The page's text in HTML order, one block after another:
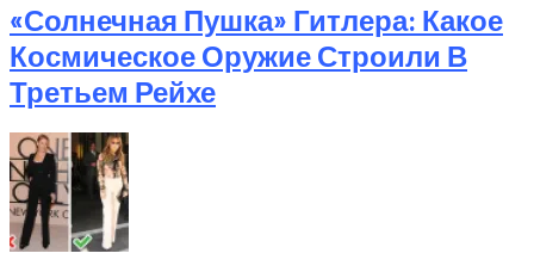
«Солнечная Пушка» Гитлера: Какое
Космическое Оружие Строили В
Третьем Рейхе